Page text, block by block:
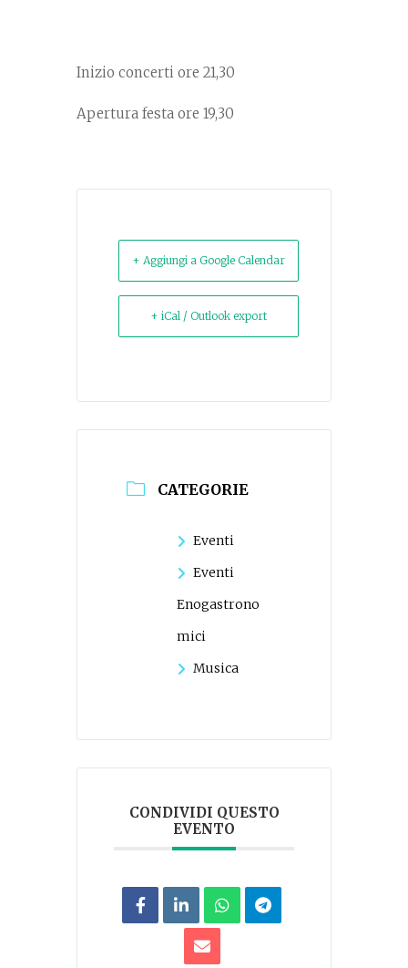
Inizio concerti ore 21,30
Apertura festa ore 19,30
+ Aggiungi a Google Calendar
+ iCal / Outlook export
CATEGORIE
Eventi
Eventi
Enogastrono
mici
Musica
CONDIVIDI QUESTO
EVENTO